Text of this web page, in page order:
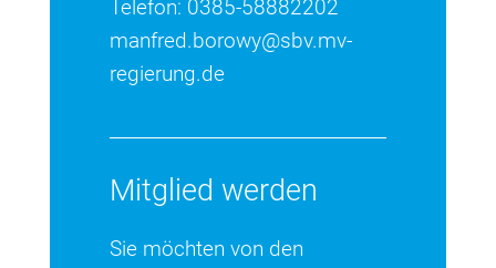
Telefon: 0385-58882202
manfred.borowy@sbv.mv-
regierung.de
Mitglied werden
Sie möchten von den